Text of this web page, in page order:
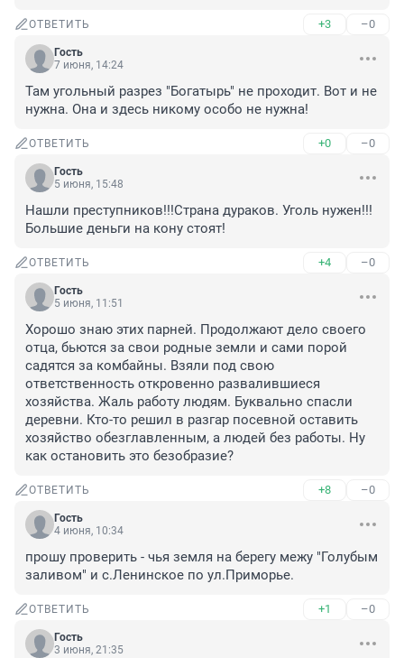
ОТВЕТИТЬ +3 –0
Гость
7 июня, 14:24
Там угольный разрез "Богатырь" не проходит. Вот и не
нужна. Она и здесь никому особо не нужна!
ОТВЕТИТЬ +0 –0
Гость
5 июня, 15:48
Нашли преступников!!!Страна дураков. Уголь нужен!!!
Большие деньги на кону стоят!
ОТВЕТИТЬ +4 –0
Гость
5 июня, 11:51
Хорошо знаю этих парней. Продолжают дело своего
отца, бьются за свои родные земли и сами порой
садятся за комбайны. Взяли под свою
ответственность откровенно развалившиеся
хозяйства. Жаль работу людям. Буквально спасли
деревни. Кто-то решил в разгар посевной оставить
хозяйство обезглавленным, а людей без работы. Ну
как остановить это безобразие?
ОТВЕТИТЬ +8 –0
Гость
4 июня, 10:34
прошу проверить - чья земля на берегу межу "Голубым
заливом" и с.Ленинское по ул.Приморье.
ОТВЕТИТЬ +1 –0
Гость
3 июня, 21:35